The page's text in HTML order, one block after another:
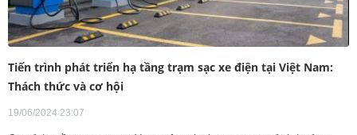
Tiến trình phát triển hạ tầng trạm sạc xe điện tại Việt Nam:
Thách thức và cơ hội
19/06/2024 23:07